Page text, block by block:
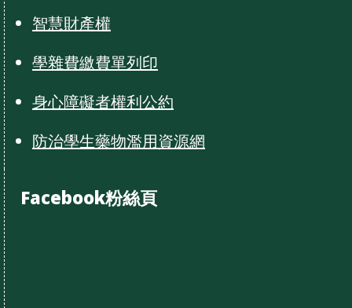
智慧財產權
學雜費繳費單列印
身心障礙者權利公約
防治學生藥物濫用資源網
Facebook粉絲頁